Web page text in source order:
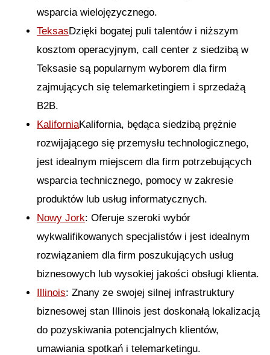
wsparcia wielojęzycznego.
TeksasDzięki bogatej puli talentów i niższym
kosztom operacyjnym, call center z siedzibą w
Teksasie są popularnym wyborem dla firm
zajmujących się telemarketingiem i sprzedażą
B2B.
KaliforniaKalifornia, będąca siedzibą prężnie
rozwijającego się przemysłu technologicznego,
jest idealnym miejscem dla firm potrzebujących
wsparcia technicznego, pomocy w zakresie
produktów lub usług informatycznych.
Nowy Jork: Oferuje szeroki wybór
wykwalifikowanych specjalistów i jest idealnym
rozwiązaniem dla firm poszukujących usług
biznesowych lub wysokiej jakości obsługi klienta.
Illinois: Znany ze swojej silnej infrastruktury
biznesowej stan Illinois jest doskonałą lokalizacją
do pozyskiwania potencjalnych klientów,
umawiania spotkań i telemarketingu.